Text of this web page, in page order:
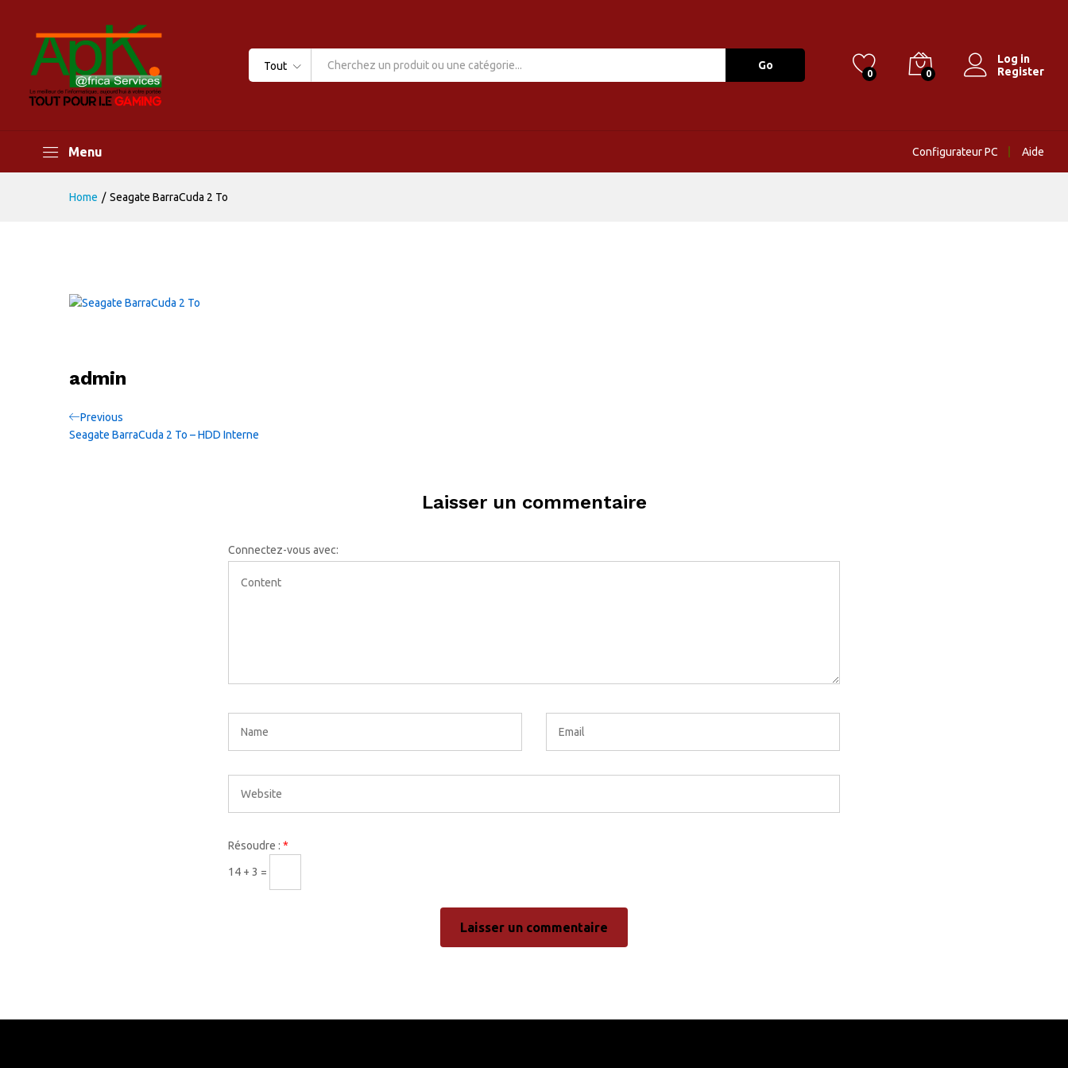
Tout Go
0 0
Log in
Register
Menu Configurateur PC Aide
Home / Seagate BarraCuda 2 To
admin
Navigation
de
Previous
Post
Previous
Seagate BarraCuda 2 To – HDD Interne
Laisser un commentaire
Connectez-vous avec:
Résoudre : *
14 + 3 =